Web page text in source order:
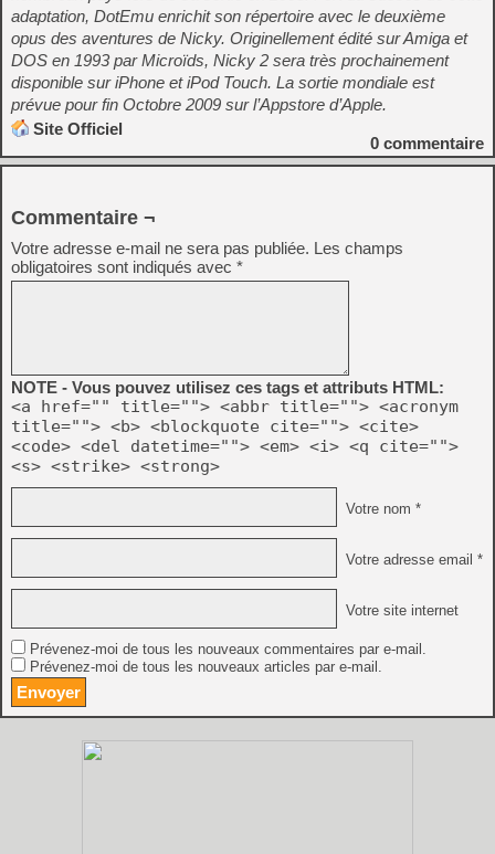
adaptation, DotEmu enrichit son répertoire avec le deuxième
opus des aventures de Nicky. Originellement édité sur Amiga et
DOS en 1993 par Microïds, Nicky 2 sera très prochainement
disponible sur iPhone et iPod Touch. La sortie mondiale est
prévue pour fin Octobre 2009 sur l’Appstore d’Apple.
Site Officiel
0 commentaire
Commentaire ¬
Votre adresse e-mail ne sera pas publiée. Les champs
obligatoires sont indiqués avec *
NOTE - Vous pouvez utilisez ces tags et attributs HTML:
<a href="" title=""> <abbr title=""> <acronym
title=""> <b> <blockquote cite=""> <cite>
<code> <del datetime=""> <em> <i> <q cite="">
<s> <strike> <strong>
Votre nom *
Votre adresse email *
Votre site internet
Prévenez-moi de tous les nouveaux commentaires par e-mail.
Prévenez-moi de tous les nouveaux articles par e-mail.